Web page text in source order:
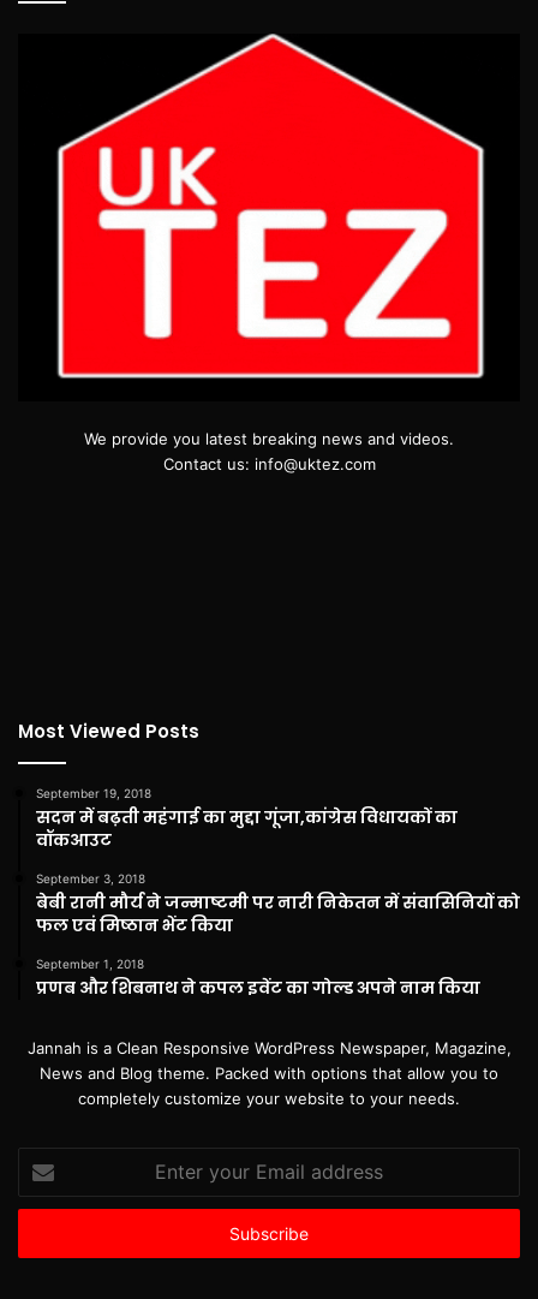
We provide you latest breaking news and videos.
Contact us: info@uktez.com
Most Viewed Posts
September 19, 2018
सदन में बढ़ती महंगाई का मुद्दा गूंजा,कांग्रेस विधायकों का
वॉकआउट
September 3, 2018
बेबी रानी मौर्य ने जन्माष्टमी पर नारी निकेतन में संवासिनियों को
फल एवं मिष्ठान भेंट किया
September 1, 2018
प्रणब और शिबनाथ ने कपल इवेंट का गोल्ड अपने नाम किया
Jannah is a Clean Responsive WordPress Newspaper, Magazine,
News and Blog theme. Packed with options that allow you to
completely customize your website to your needs.
Enter
your
Email